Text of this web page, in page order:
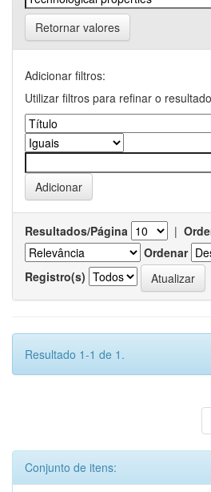
Retornar valores
Adicionar filtros:
Utilizar filtros para refinar o
Resultados/Página |
Ordenar
Registro(s)
Resultado 1-1 de 1.
Conjunto de itens: